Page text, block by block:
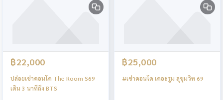
฿22,000
ปล่อยเช่าคอนโด The Room S69
เดิน 3 นาทีถึง BTS
฿25,000
#เช่าคอนโด เดอะรูม สุขุมวิท 69